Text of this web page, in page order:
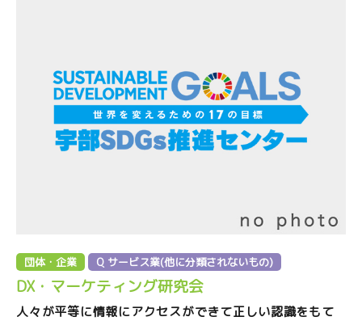
団体・企業 Q サービス業(他に分類されないもの)
DX・マーケティング研究会
人々が平等に情報にアクセスができて正しい認識をもて